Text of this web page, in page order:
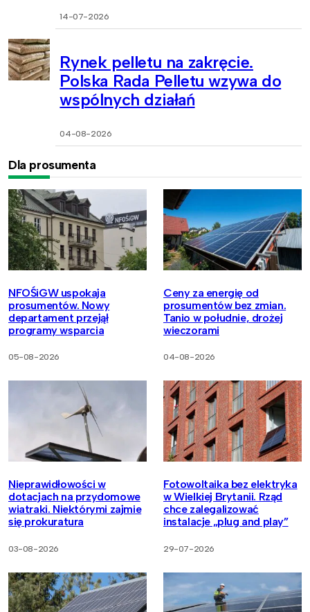
14-07-2026
Rynek pelletu na zakręcie.
Polska Rada Pelletu wzywa do
wspólnych działań
04-08-2026
Dla prosumenta
NFOŚiGW uspokaja
prosumentów. Nowy
departament przejął
programy wsparcia
05-08-2026
Ceny za energię od
prosumentów bez zmian.
Tanio w południe, drożej
wieczorami
04-08-2026
Nieprawidłowości w
dotacjach na przydomowe
wiatraki. Niektórymi zajmie
się prokuratura
03-08-2026
Fotowoltaika bez elektryka
w Wielkiej Brytanii. Rząd
chce zalegalizować
instalacje „plug and play”
29-07-2026